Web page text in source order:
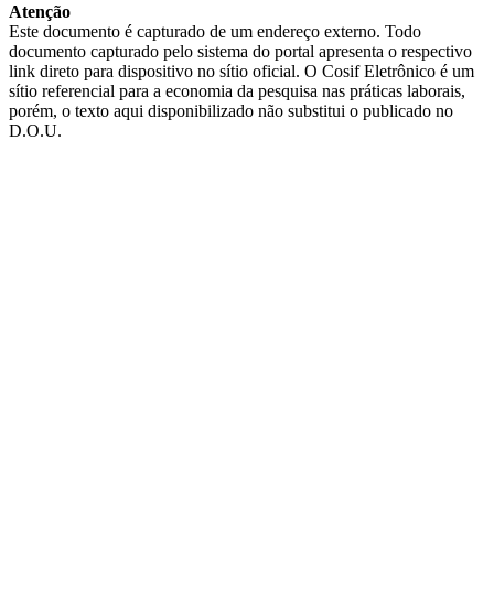
Atenção
Este documento é capturado de um endereço externo. Todo
documento capturado pelo sistema do portal apresenta o respectivo
link direto para dispositivo no sítio oficial. O Cosif Eletrônico é um
sítio referencial para a economia da pesquisa nas práticas laborais,
porém, o texto aqui disponibilizado não substitui o publicado no
D.O.U.